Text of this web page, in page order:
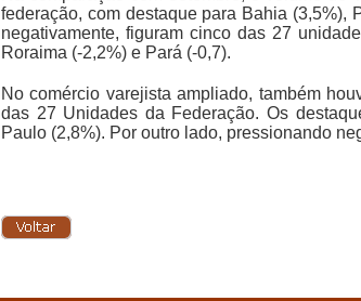
federação, com destaque para Bahia (3,5%),
negativamente, figuram cinco das 27
Roraima (-2,2%) e Pará (-0,7).
No comércio varejista ampliado, também
das 27 Unidades da Federação. Os
Paulo (2,8%). Por outro lado, pressionando